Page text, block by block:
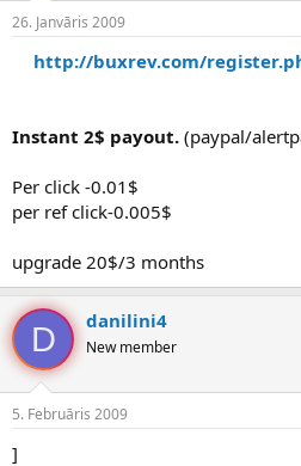
n
a
u
ā
ē
s
a
u
26. Janvāris 2009
http://buxrev.com/
Instant 2$ payout. (paypal/
Per click -0.01$
per ref click-0.005$
upgrade 20$/3 months
D danilini4
New member
5. Februāris 2009
]